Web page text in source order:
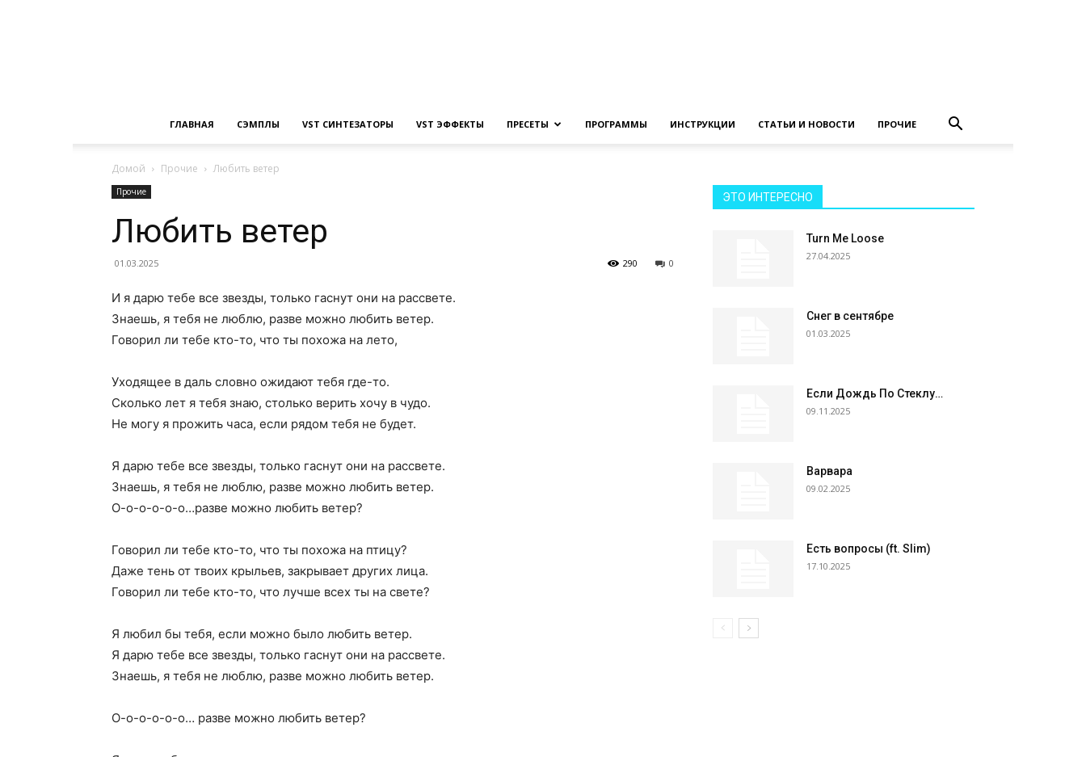
ГЛАВНАЯ СЭМПЛЫ VST СИНТЕЗАТОРЫ VST ЭФФЕКТЫ ПРЕСЕТЫ ПРОГРАММЫ ИНСТРУКЦИИ СТАТЬИ И НОВОСТИ ПРОЧИЕ
Домой Прочие Любить ветер
Прочие
Любить ветер
01.03.2025 0
290
И я дарю тебе все звезды, только гаснут они на рассвете.
Знаешь, я тебя не люблю, разве можно любить ветер.
Говорил ли тебе кто-то, что ты похожа на лето,
Уходящее в даль словно ожидают тебя где-то.
Сколько лет я тебя знаю, столько верить хочу в чудо.
Не могу я прожить часа, если рядом тебя не будет.
Я дарю тебе все звезды, только гаснут они на рассвете.
Знаешь, я тебя не люблю, разве можно любить ветер.
О-о-о-о-о-о…разве можно любить ветер?
Говорил ли тебе кто-то, что ты похожа на птицу?
Даже тень от твоих крыльев, закрывает других лица.
Говорил ли тебе кто-то, что лучше всех ты на свете?
Я любил бы тебя, если можно было любить ветер.
Я дарю тебе все звезды, только гаснут они на рассвете.
Знаешь, я тебя не люблю, разве можно любить ветер.
О-о-о-о-о-о… разве можно любить ветер?
ЭТО ИНТЕРЕСНО
Turn Me Loose
27.04.2025
Снег в сентябре
01.03.2025
Если Дождь По Стеклу…
09.11.2025
Варвара
09.02.2025
Есть вопросы (ft. Slim)
17.10.2025